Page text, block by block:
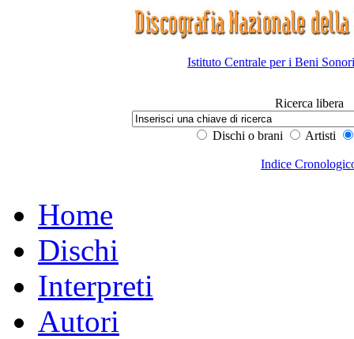
Istituto Centrale per i Beni
Ricerca libera
Dischi o brani Artisti
Indice
Home
Dischi
Interpreti
Autori